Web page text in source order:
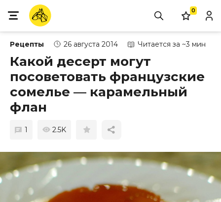
0
Рецепты 26 августа 2014 Читается за ~3 мин
Какой десерт могут
посоветовать французские
сомелье — карамельный
флан
1 2.5K